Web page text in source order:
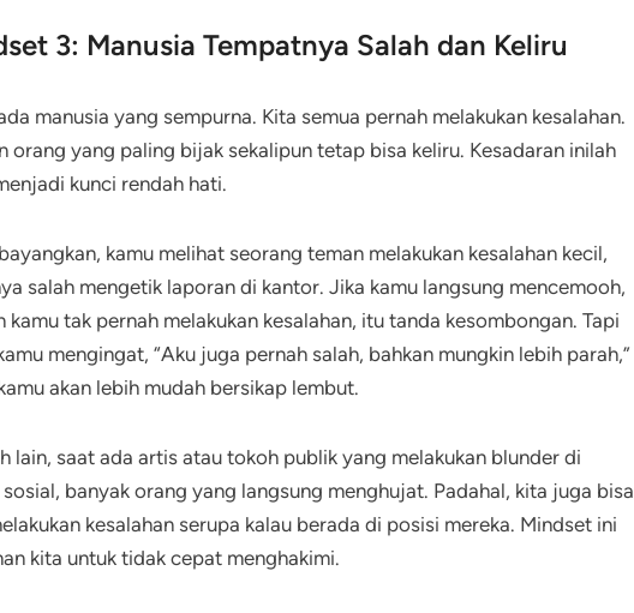
3: Manusia Tempatnya Salah dan Keliru
manusia yang sempurna. Kita semua pernah melakukan kesalahan.
orang yang paling bijak sekalipun tetap bisa keliru. Kesadaran inilah
kunci rendah hati.
kamu melihat seorang teman melakukan kesalahan kecil,
salah mengetik laporan di kantor. Jika kamu langsung mencemooh,
kamu tak pernah melakukan kesalahan, itu tanda kesombongan. Tapi
mengingat, “Aku juga pernah salah, bahkan mungkin lebih parah,”
akan lebih mudah bersikap lembut.
lain, saat ada artis atau tokoh publik yang melakukan blunder di
banyak orang yang langsung menghujat. Padahal, kita juga bisa
kesalahan serupa kalau berada di posisi mereka. Mindset ini
kita untuk tidak cepat menghakimi.